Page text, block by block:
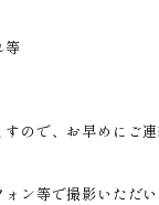
等
ので、お早めにご連
ン等で撮影いただ